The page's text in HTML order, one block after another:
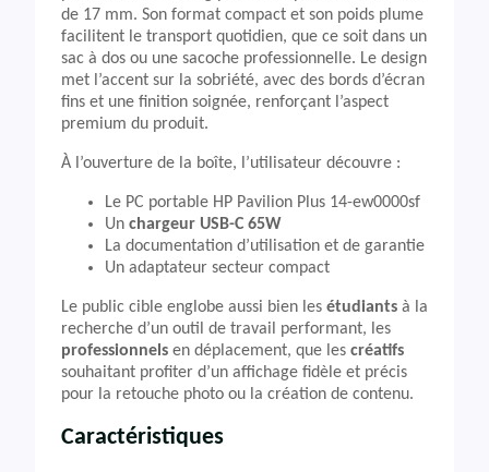
de 17 mm. Son format compact et son poids plume
facilitent le transport quotidien, que ce soit dans un
sac à dos ou une sacoche professionnelle. Le design
met l’accent sur la sobriété, avec des bords d’écran
fins et une finition soignée, renforçant l’aspect
premium du produit.
À l’ouverture de la boîte, l’utilisateur découvre :
Le PC portable HP Pavilion Plus 14-ew0000sf
Un chargeur USB-C 65W
La documentation d’utilisation et de garantie
Un adaptateur secteur compact
Le public cible englobe aussi bien les étudiants à la
recherche d’un outil de travail performant, les
professionnels en déplacement, que les créatifs
souhaitant profiter d’un affichage fidèle et précis
pour la retouche photo ou la création de contenu.
Caractéristiques